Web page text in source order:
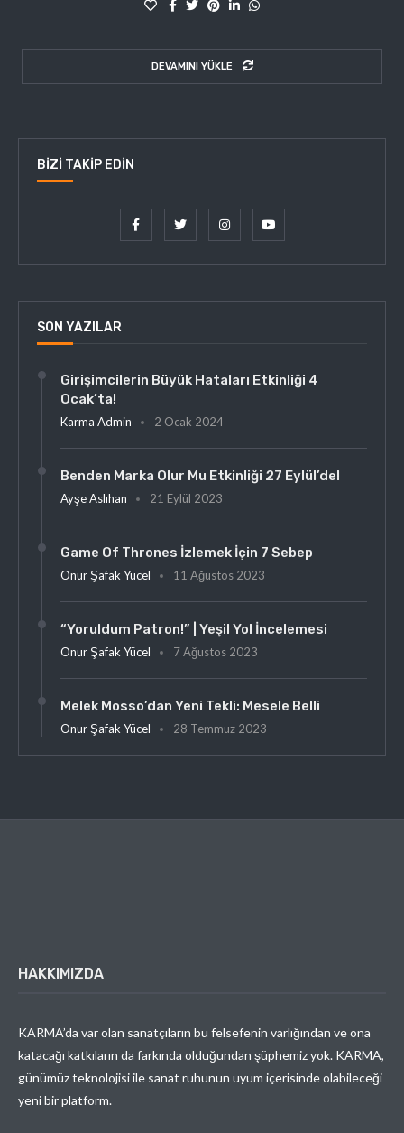
DEVAMINI YÜKLE
BIZI TAKIP EDIN
SON YAZILAR
Girişimcilerin Büyük Hataları Etkinliği 4
Ocak’ta!
Karma Admin 2 Ocak 2024
Benden Marka Olur Mu Etkinliği 27 Eylül’de!
Ayşe Aslıhan 21 Eylül 2023
Game Of Thrones İzlemek İçin 7 Sebep
Onur Şafak Yücel 11 Ağustos 2023
“Yoruldum Patron!” | Yeşil Yol İncelemesi
Onur Şafak Yücel 7 Ağustos 2023
Melek Mosso’dan Yeni Tekli: Mesele Belli
Onur Şafak Yücel 28 Temmuz 2023
HAKKIMIZDA
KARMA’da var olan sanatçıların bu felsefenin varlığından ve ona
katacağı katkıların da farkında olduğundan şüphemiz yok. KARMA,
günümüz teknolojisi ile sanat ruhunun uyum içerisinde olabileceği
yeni bir platform.